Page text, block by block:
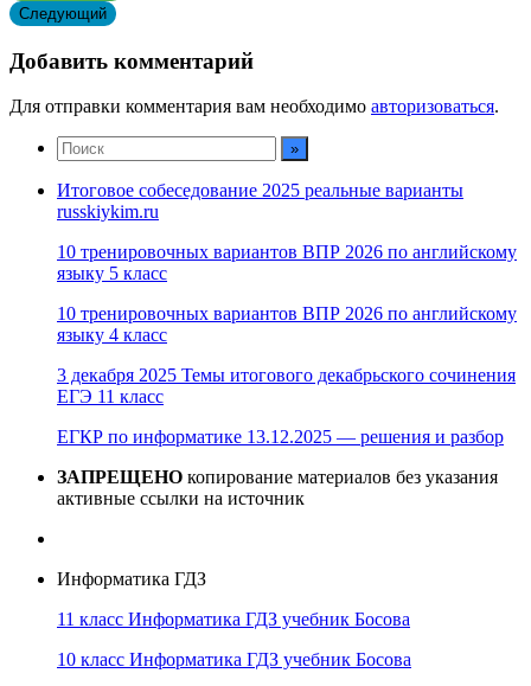
Следующий
Добавить комментарий
Для отправки комментария вам необходимо авторизоваться.
Итоговое собеседование 2025 реальные варианты
russkiykim.ru
10 тренировочных вариантов ВПР 2026 по английскому
языку 5 класс
10 тренировочных вариантов ВПР 2026 по английскому
языку 4 класс
3 декабря 2025 Темы итогового декабрьского сочинения
ЕГЭ 11 класс
ЕГКР по информатике 13.12.2025 — решения и разбор
ЗАПРЕЩЕНО копирование материалов без указания
активные ссылки на источник
Информатика ГДЗ
11 класс Информатика ГДЗ учебник Босова
10 класс Информатика ГДЗ учебник Босова